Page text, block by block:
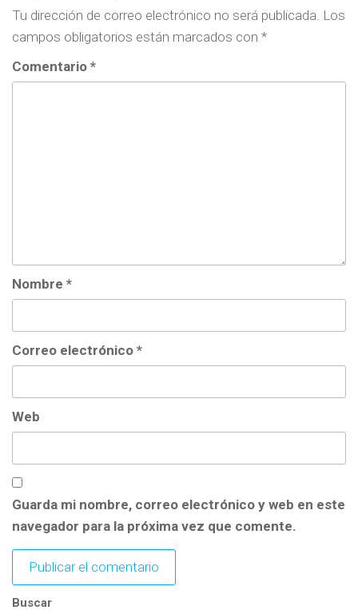
Tu dirección de correo electrónico no será publicada. Los
campos obligatorios están marcados con *
Comentario *
Nombre *
Correo electrónico *
Web
Guarda mi nombre, correo electrónico y web en este
navegador para la próxima vez que comente.
Buscar